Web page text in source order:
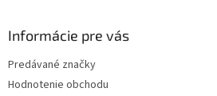
Informácie pre vás
Predávané značky
Hodnotenie obchodu